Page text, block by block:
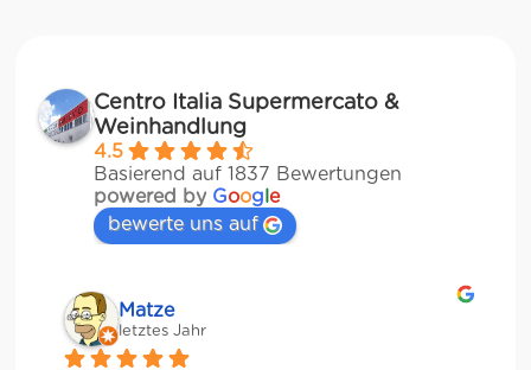
Centro Italia Supermercato &
Weinhandlung
4.5
Basierend auf 1837 Bewertungen
powered by Google
bewerte uns auf
Matze
letztes Jahr